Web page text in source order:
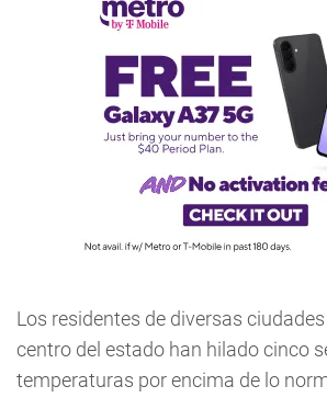
Los residentes de diversas ciudades
centro del estado han hilado cinco
temperaturas por encima de lo